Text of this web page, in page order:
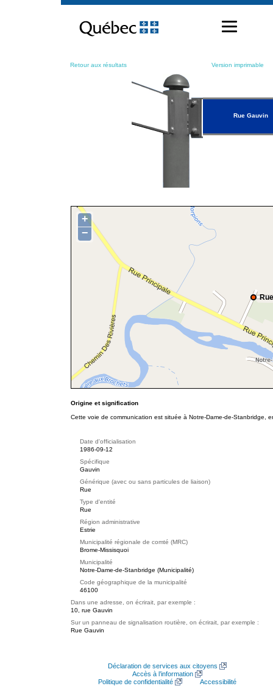
contenu
Retour aux résultats Version imprimable
Rue Gauvin
+
−
Origine et signification
Cette voie de communication est située à Notre-Dame-de-Stanbridge,
Date d'officialisation
1986-09-12
Spécifique
Gauvin
Générique (avec ou sans particules de liaison)
Rue
Type d'entité
Rue
Région administrative
Estrie
Municipalité régionale de comté (MRC)
Brome-Missisquoi
Municipalité
Notre-Dame-de-Stanbridge (Municipalité)
Code géographique de la municipalité
46100
Dans une adresse, on écrirait, par exemple :
10, rue Gauvin
Sur un panneau de signalisation routière, on écrirait, par exemple :
Rue Gauvin
Déclaration de services aux citoyens
Accès à l’information
Politique de confidentialité
Accessibilité